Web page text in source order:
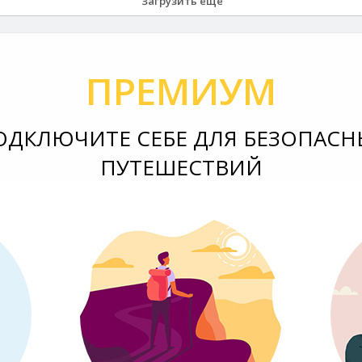
ПРЕМИУМ
СЕБЕ ДЛЯ
ПУТЕШЕСТВИЙ